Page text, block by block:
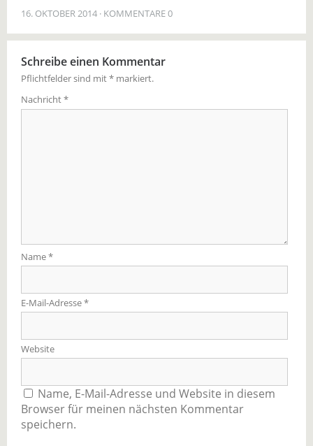
16. OKTOBER 2014 KOMMENTARE 0
Schreibe einen Kommentar
Pflichtfelder sind mit* markiert.
Nachricht*
Name*
E-Mail-Adresse*
Website
Name, E-Mail-Adresse und Website in diesem
Browser für meinen nächsten Kommentar
speichern.